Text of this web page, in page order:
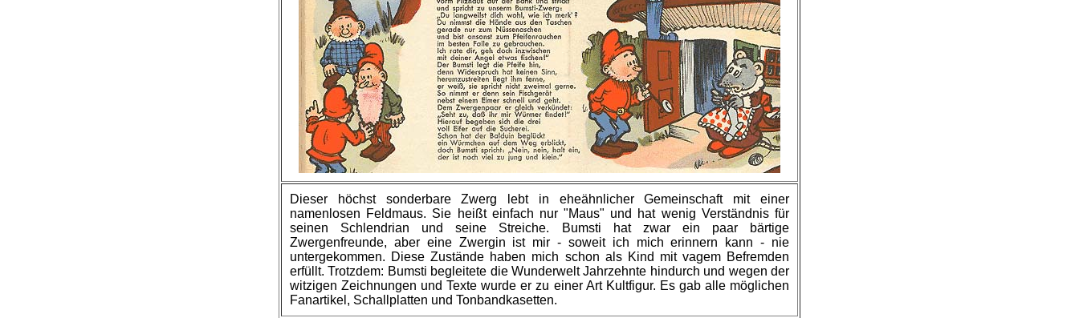
Dieser höchst sonderbare Zwerg lebt in eheähnlicher Gemeinschaft mit einer
namenlosen Feldmaus. Sie heißt einfach nur "Maus" und hat wenig Verständnis für
seinen Schlendrian und seine Streiche. Bumsti hat zwar ein paar bärtige
Zwergenfreunde, aber eine Zwergin ist mir - soweit ich mich erinnern kann - nie
untergekommen. Diese Zustände haben mich schon als Kind mit vagem Befremden
erfüllt. Trotzdem: Bumsti begleitete die Wunderwelt Jahrzehnte hindurch und wegen der
witzigen Zeichnungen und Texte wurde er zu einer Art Kultfigur. Es gab alle möglichen
Fanartikel, Schallplatten und Tonbandkasetten.